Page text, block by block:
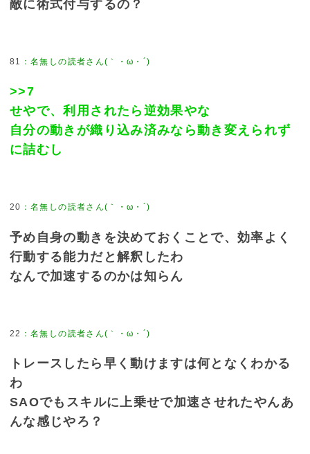
敵に術式付与するの？
81
>>7
せやで、利用されたら逆効果やな
自分の動きが織り込み済みなら動き変えられず
に詰むし
20
予め自身の動きを決めておくことで、効率よく
行動する能力だと解釈したわ
なんで加速するのかは知らん
22
トレースしたら早く動けますは何となくわかる
わ
SAOでもスキルに上乗せで加速させれたやんあ
んな感じやろ？